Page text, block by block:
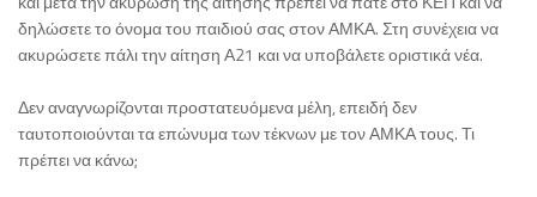
δηλώσετε το όνομα του παιδιού σας στον ΑΜΚΑ. Στη συνέχεια να
ακυρώσετε πάλι την αίτηση Α21 και να υποβάλετε οριστικά νέα.
Δεν αναγνωρίζονται προστατευόμενα μέλη, επειδή δεν
ταυτοποιούνται τα επώνυμα των τέκνων με τον ΑΜΚΑ τους. Τι
πρέπει να κάνω;